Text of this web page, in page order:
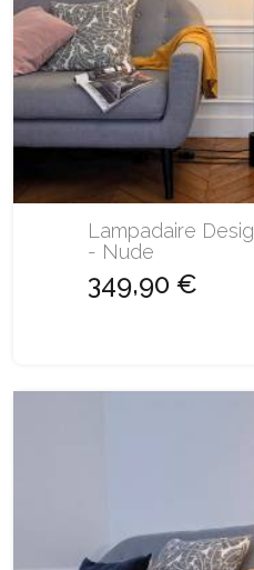
Lampadaire
- Nude
349,90 €